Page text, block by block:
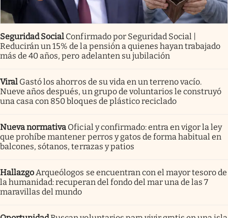
Seguridad Social Confirmado por Seguridad Social |
Reducirán un 15% de la pensión a quienes hayan trabajado
más de 40 años, pero adelanten su jubilación
Viral Gastó los ahorros de su vida en un terreno vacío.
Nueve años después, un grupo de voluntarios le construyó
una casa con 850 bloques de plástico reciclado
Nueva normativa Oficial y confirmado: entra en vigor la ley
que prohíbe mantener perros y gatos de forma habitual en
balcones, sótanos, terrazas y patios
Hallazgo Arqueólogos se encuentran con el mayor tesoro de
la humanidad: recuperan del fondo del mar una de las 7
maravillas del mundo